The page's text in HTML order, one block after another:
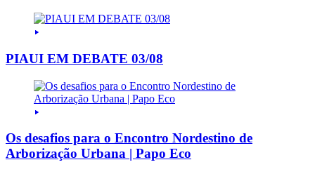
PIAUI EM DEBATE 03/08
Os desafios para o Encontro Nordestino de
Arborização Urbana | Papo Eco